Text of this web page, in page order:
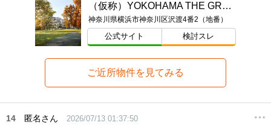
（仮称）YOKOHAMA THE GRAN PROJECT
神奈川県横浜市神奈川区沢渡4番2（地番）
公式サイト 検討スレ
ご近所物件を見てみる
14 匿名さん 2026/07/13 01:37:50